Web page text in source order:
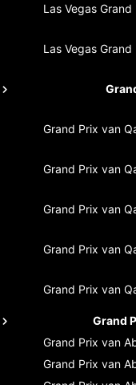
Las Vegas Grand
Las Vegas Grand
Grand Prix van
Grand Prix van
Grand Prix van
Grand Prix van
Grand Prix van
Grand
Grand Prix van
Grand Prix van